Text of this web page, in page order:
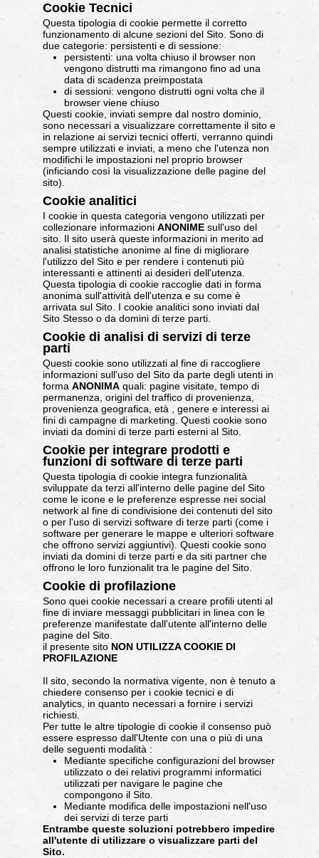
Cookie Tecnici
Questa tipologia di cookie permette il corretto
funzionamento di alcune sezioni del Sito. Sono di
due categorie: persistenti e di sessione:
persistenti: una volta chiuso il browser non
vengono distrutti ma rimangono fino ad una
data di scadenza preimpostata
di sessioni: vengono distrutti ogni volta che il
browser viene chiuso
Questi cookie, inviati sempre dal nostro dominio,
sono necessari a visualizzare correttamente il sito e
in relazione ai servizi tecnici offerti, verranno quindi
sempre utilizzati e inviati, a meno che l'utenza non
modifichi le impostazioni nel proprio browser
(inficiando così la visualizzazione delle pagine del
sito).
Cookie analitici
I cookie in questa categoria vengono utilizzati per
collezionare informazioni ANONIME sull'uso del
sito. Il sito userà queste informazioni in merito ad
analisi statistiche anonime al fine di migliorare
l'utilizzo del Sito e per rendere i contenuti più
interessanti e attinenti ai desideri dell'utenza.
Questa tipologia di cookie raccoglie dati in forma
anonima sull'attività dell'utenza e su come è
arrivata sul Sito. I cookie analitici sono inviati dal
Sito Stesso o da domini di terze parti.
Cookie di analisi di servizi di terze
parti
Questi cookie sono utilizzati al fine di raccogliere
informazioni sull'uso del Sito da parte degli utenti in
forma ANONIMA quali: pagine visitate, tempo di
permanenza, origini del traffico di provenienza,
provenienza geografica, età , genere e interessi ai
fini di campagne di marketing. Questi cookie sono
inviati da domini di terze parti esterni al Sito.
Cookie per integrare prodotti e
funzioni di software di terze parti
Questa tipologia di cookie integra funzionalità
sviluppate da terzi all'interno delle pagine del Sito
come le icone e le preferenze espresse nei social
network al fine di condivisione dei contenuti del sito
o per l'uso di servizi software di terze parti (come i
software per generare le mappe e ulteriori software
che offrono servizi aggiuntivi). Questi cookie sono
inviati da domini di terze parti e da siti partner che
offrono le loro funzionalit tra le pagine del Sito.
Cookie di profilazione
Sono quei cookie necessari a creare profili utenti al
fine di inviare messaggi pubblicitari in linea con le
preferenze manifestate dall'utente all'interno delle
pagine del Sito.
il presente sitoNON UTILIZZA COOKIE DI
PROFILAZIONE
Il sito, secondo la normativa vigente, non è tenuto a
chiedere consenso per i cookie tecnici e di
analytics, in quanto necessari a fornire i servizi
richiesti.
Per tutte le altre tipologie di cookie il consenso può
essere espresso dall'Utente con una o più di una
delle seguenti modalità :
Mediante specifiche configurazioni del browser
utilizzato o dei relativi programmi informatici
utilizzati per navigare le pagine che
compongono il Sito.
Mediante modifica delle impostazioni nell'uso
dei servizi di terze parti
Entrambe queste soluzioni potrebbero impedire
all'utente di utilizzare o visualizzare parti del
Sito.